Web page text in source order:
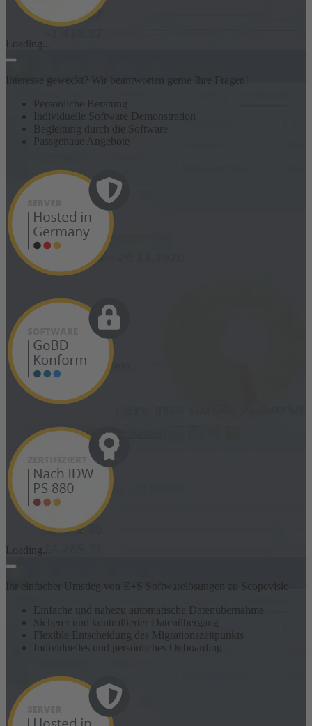
Loading...
Interesse geweckt? Wir beantworten gerne Ihre Fragen!
Persönliche Beratung
Individuelle Software Demonstration
Begleitung durch die Software
Passgenaue Angebote
Loading...
Ihr einfacher Umstieg von E+S Softwarelösungen zu Scopevisio
Einfache und nahezu automatische Datenübernahme
Sicherer und kontrollierter Datenübergang
Flexible Entscheidung des Migrationszeitpunkts
Individuelles und persönliches Onboarding